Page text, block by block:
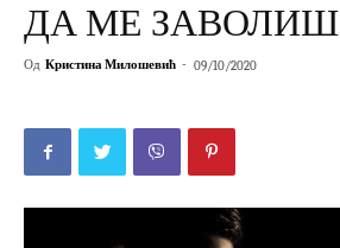
ДА МЕ ЗАВОЛИШ
Од Кристина Милошевић - 09/10/2020